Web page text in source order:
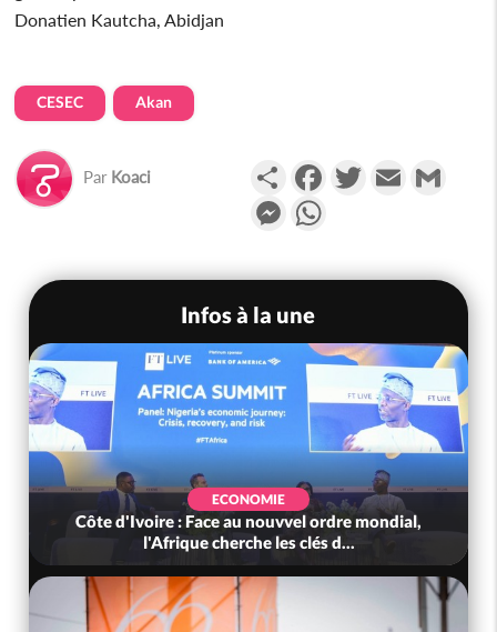
Donatien Kautcha, Abidjan
CESEC Akan
Par Koaci PartagerFacebookTwitterEmail
Messenger
Infos à la une
ECONOMIE
Côte d'Ivoire : Face au nouvvel ordre mondial,
l'Afrique cherche les clés d...